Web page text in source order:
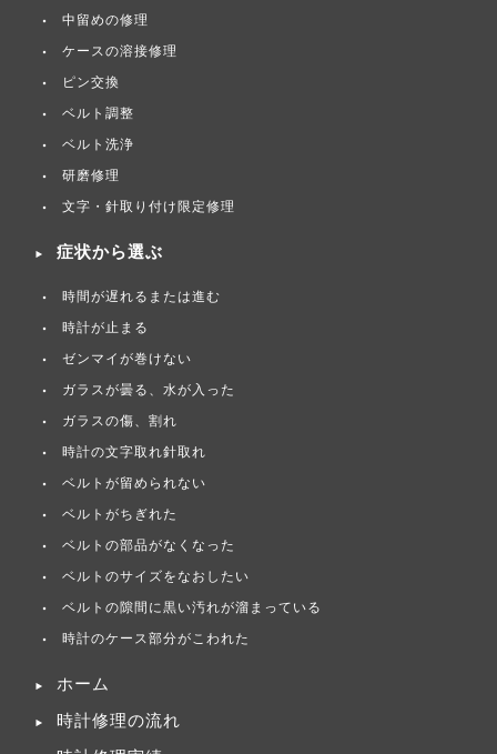
中留めの修理
ケースの溶接修理
ピン交換
ベルト調整
ベルト洗浄
研磨修理
文字・針取り付け限定修理
症状から選ぶ
時間が遅れるまたは進む
時計が止まる
ゼンマイが巻けない
ガラスが曇る、水が入った
ガラスの傷、割れ
時計の文字取れ針取れ
ベルトが留められない
ベルトがちぎれた
ベルトの部品がなくなった
ベルトのサイズをなおしたい
ベルトの隙間に黒い汚れが溜まっている
時計のケース部分がこわれた
ホーム
時計修理の流れ